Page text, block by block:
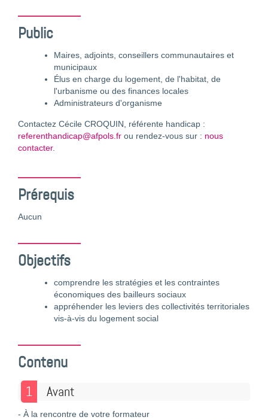
Public
Maires, adjoints, conseillers communautaires et
municipaux
Élus en charge du logement, de l'habitat, de
l'urbanisme ou des finances locales
Administrateurs d'organisme
Contactez Cécile CROQUIN, référente handicap :
referenthandicap@afpols.fr ou rendez-vous sur : nous
contacter.
Prérequis
Aucun
Objectifs
comprendre les stratégies et les contraintes
économiques des bailleurs sociaux
appréhender les leviers des collectivités territoriales
vis-à-vis du logement social
Contenu
1 Avant
- À la rencontre de votre formateur